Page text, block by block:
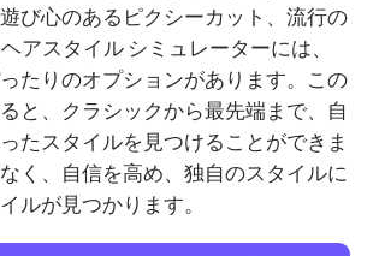
び心のあるピクシーカット、流行の
アスタイル シミュレーターには、
たりのオプションがあります。この
と、クラシックから最先端まで、自
たスタイルを見つけることができま
く、自信を高め、独自のスタイルに
ルが見つかります。